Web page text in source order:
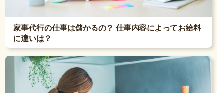
家事代行の仕事は儲かるの？ 仕事内容によってお給料
に違いは？